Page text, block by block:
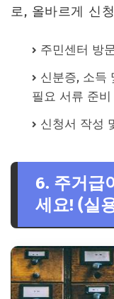
로, 올바르게 신
주민센터 방
신분증, 소득
필요 서류 준비
신청서 작성
6. 주거급
세요! (실